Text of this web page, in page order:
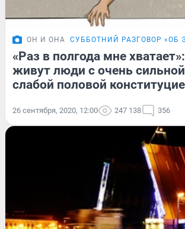
ОН И ОНА СУББОТНИЙ РАЗГОВОР «ОБ
«Раз в полгода мне
живут люди с очень
слабой половой
26 сентября, 2020, 12:00 247 138 356